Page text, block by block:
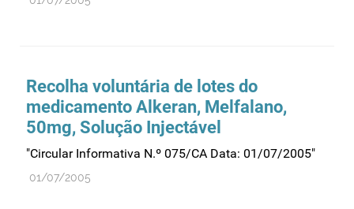
Recolha voluntária de lotes do
medicamento Alkeran, Melfalano,
50mg, Solução Injectável
"Circular Informativa N.º 075/CA Data: 01/07/2005"
01/07/2005